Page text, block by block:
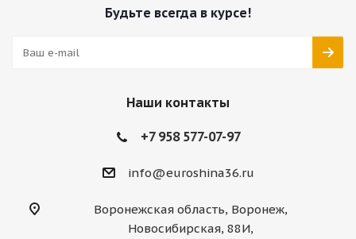
Будьте всегда в курсе!
Наши контакты
+7 958 577-07-97
info@euroshina36.ru
Воронежская область, Воронеж,
Новосибирская, 88И,